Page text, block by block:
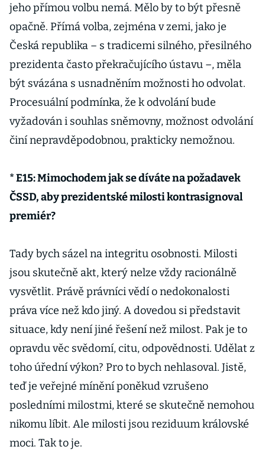
jeho přímou volbu nemá. Mělo by to být přesně
opačně. Přímá volba, zejména v zemi, jako je
Česká republika – s tradicemi silného, přesilného
prezidenta často překračujícího ústavu –, měla
být svázána s usnadněním možnosti ho odvolat.
Procesuální podmínka, že k odvolání bude
vyžadován i souhlas sněmovny, možnost odvolání
činí nepravděpodobnou, prakticky nemožnou.
* E15: Mimochodem jak se díváte na požadavek
ČSSD, aby prezidentské milosti kontrasignoval
premiér?
Tady bych sázel na integritu osobnosti. Milosti
jsou skutečně akt, který nelze vždy racionálně
vysvětlit. Právě právníci vědí o nedokonalosti
práva více než kdo jiný. A dovedou si představit
situace, kdy není jiné řešení než milost. Pak je to
opravdu věc svědomí, citu, odpovědnosti. Udělat z
toho úřední výkon? Pro to bych nehlasoval. Jistě,
teď je veřejné mínění poněkud vzrušeno
posledními milostmi, které se skutečně nemohou
nikomu líbit. Ale milosti jsou reziduum královské
moci. Tak to je.